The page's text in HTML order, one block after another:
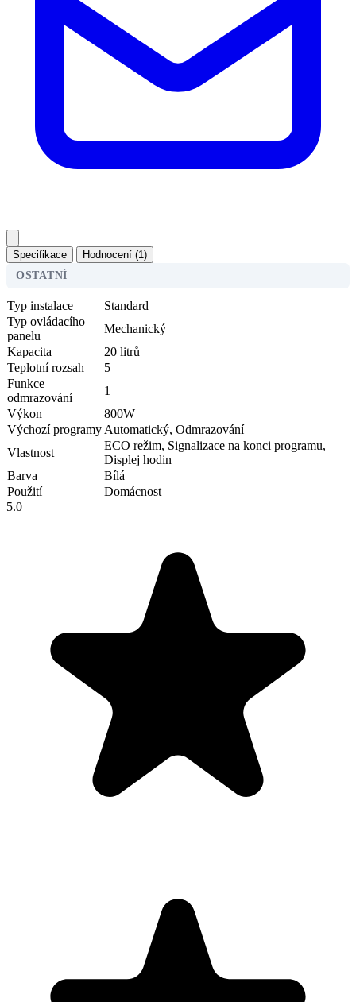
Specifikace
Hodnocení (1)
OSTATNÍ
Typ instalace
Standard
Typ ovládacího
panelu
Mechanický
Kapacita
20 litrů
Teplotní rozsah
5
Funkce
odmrazování
1
Výkon
800W
Výchozí programy Automatický, Odmrazování
Vlastnost
ECO režim, Signalizace na konci programu,
Displej hodin
Barva
Bílá
Použití
Domácnost
5.0